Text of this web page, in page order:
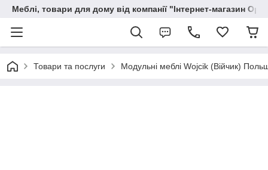
Меблі, товари для дому від компанії "Інтернет-магазин
Товари та послуги Модульні меблі Wojcik (Війчик)